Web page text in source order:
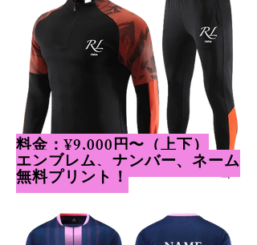
​料金：¥9,000円〜（上下）
​エンブレム、ナンバー、ネーム
無料プリント！